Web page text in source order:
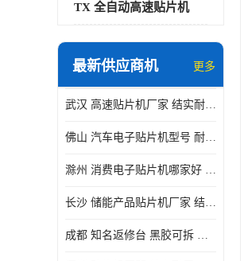
TX 全自动高速贴片机
最新供应商机 更多
武汉 高速贴片机厂家 结实耐用 贴片效率高
佛山 汽车电子贴片机型号 耐振动 宽容性高
滁州 消费电子贴片机哪家好 结实耐用 全自动化
长沙 储能产品贴片机厂家 结实耐用 适用范围广
成都 知名返修台 黑胶可拆 对位 校正 贴放准确